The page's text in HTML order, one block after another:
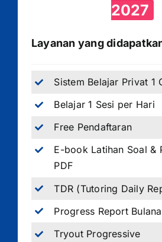
2027
Layanan yang
Sistem Belajar Privat 1
Belajar 1 Sesi per Hari
Free Pendaftaran
E-book Latihan Soal &
PDF
TDR (Tutoring Daily
Progress Report
Tryout Progressive